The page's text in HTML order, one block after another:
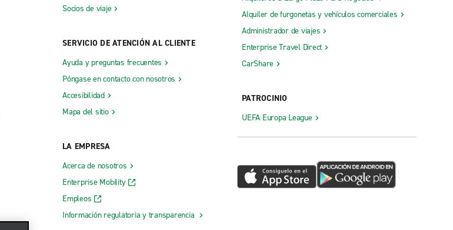
Socios de viaje
SERVICIO DE ATENCIÓN AL CLIENTE
Ayuda y preguntas frecuentes
Póngase en contacto con nosotros
Accesibilidad
Mapa del sitio
LA EMPRESA
Acerca de nosotros
Enterprise Mobility
Empleos
Información regulatoria y transparencia
Alquiler de furgonetas y vehículos comerciales
Administrador de viajes
Enterprise Travel Direct
CarShare
PATROCINIO
UEFA Europa League